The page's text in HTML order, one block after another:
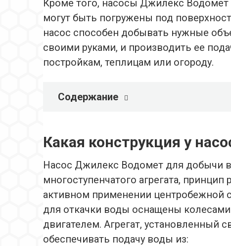
Кроме того, насосы Джилекс
могут быть погружены под
насос способен добывать нужные
своими руками, и производить ее
постройкам, теплицам или огороду.
Содержание
Какая конструкция у
Насос Джилекс Водомет для добычи
многоступенчатого агрегата, принцип
активном применении
для откачки воды оснащены
двигателем. Агрегат, установленный
обеспечивать подачу воды из: